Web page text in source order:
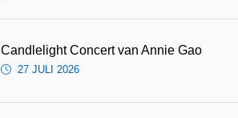
Candlelight Concert van Annie Gao
27 JULI 2026